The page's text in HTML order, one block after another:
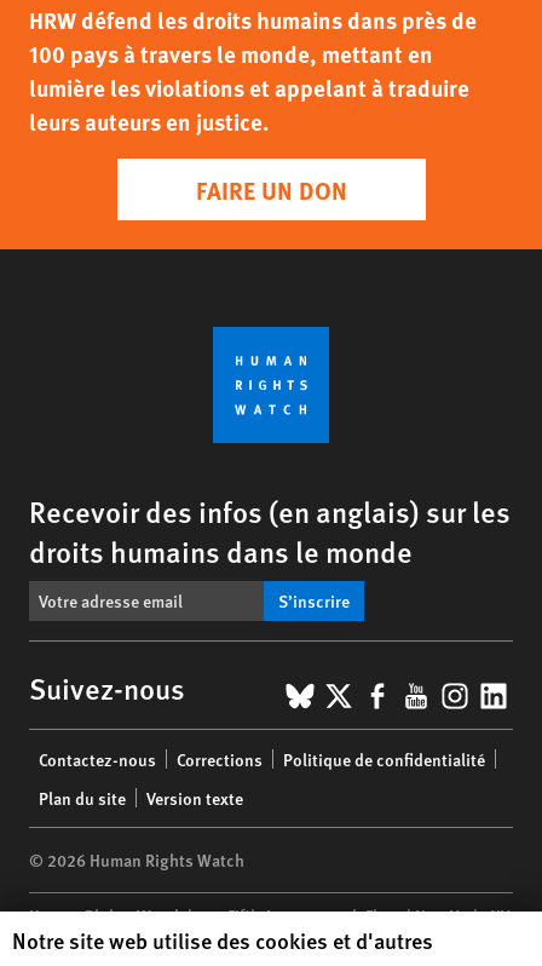
HRW défend les droits humains dans près de
100 pays à travers le monde, mettant en
lumière les violations et appelant à traduire
leurs auteurs en justice.
FAIRE UN DON
Recevoir des infos (en anglais) sur les
droits humains dans le monde
S’inscrire
Suivez-nous BlueSky
X Facebook
YouTube
menu
Contactez-nous Corrections
Politique de confidentialité
Plan du site
Version texte
© 2026 Human Rights Watch
Human Rights Watch| 350 Fifth Avenue, 34th Floor | New York,NY
10118-3299USA |t1.212.290.4700
Human Rights Watch cookie preferences
Notre site web utilise des cookies et d'autres